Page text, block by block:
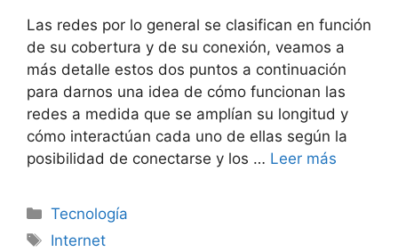
Las redes por lo general se clasifican en función
de su cobertura y de su conexión, veamos a
más detalle estos dos puntos a continuación
para darnos una idea de cómo funcionan las
redes a medida que se amplían su longitud y
cómo interactúan cada uno de ellas según la
posibilidad de conectarse y los … Leer más
Categorías
Tecnología
Etiquetas
Internet